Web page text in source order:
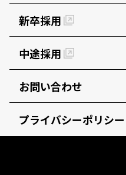
新卒採用
中途採用
お問い合わせ
プライバシーポリシー